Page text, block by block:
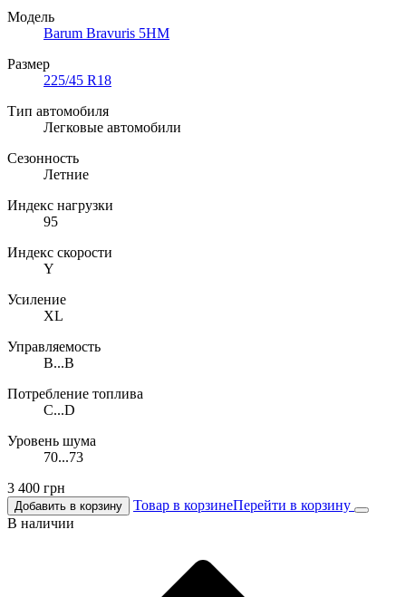
Модель
Barum Bravuris 5HM
Размер
225/45 R18
Тип автомобиля
Легковые автомобили
Сезонность
Летние
Индекс нагрузки
95
Индекс скорости
Y
Усиление
XL
Управляемость
B...B
Потребление топлива
C...D
Уровень шума
70...73
3 400 грн
Добавить в корзину Товар в корзинеПерейти в корзину
В наличии